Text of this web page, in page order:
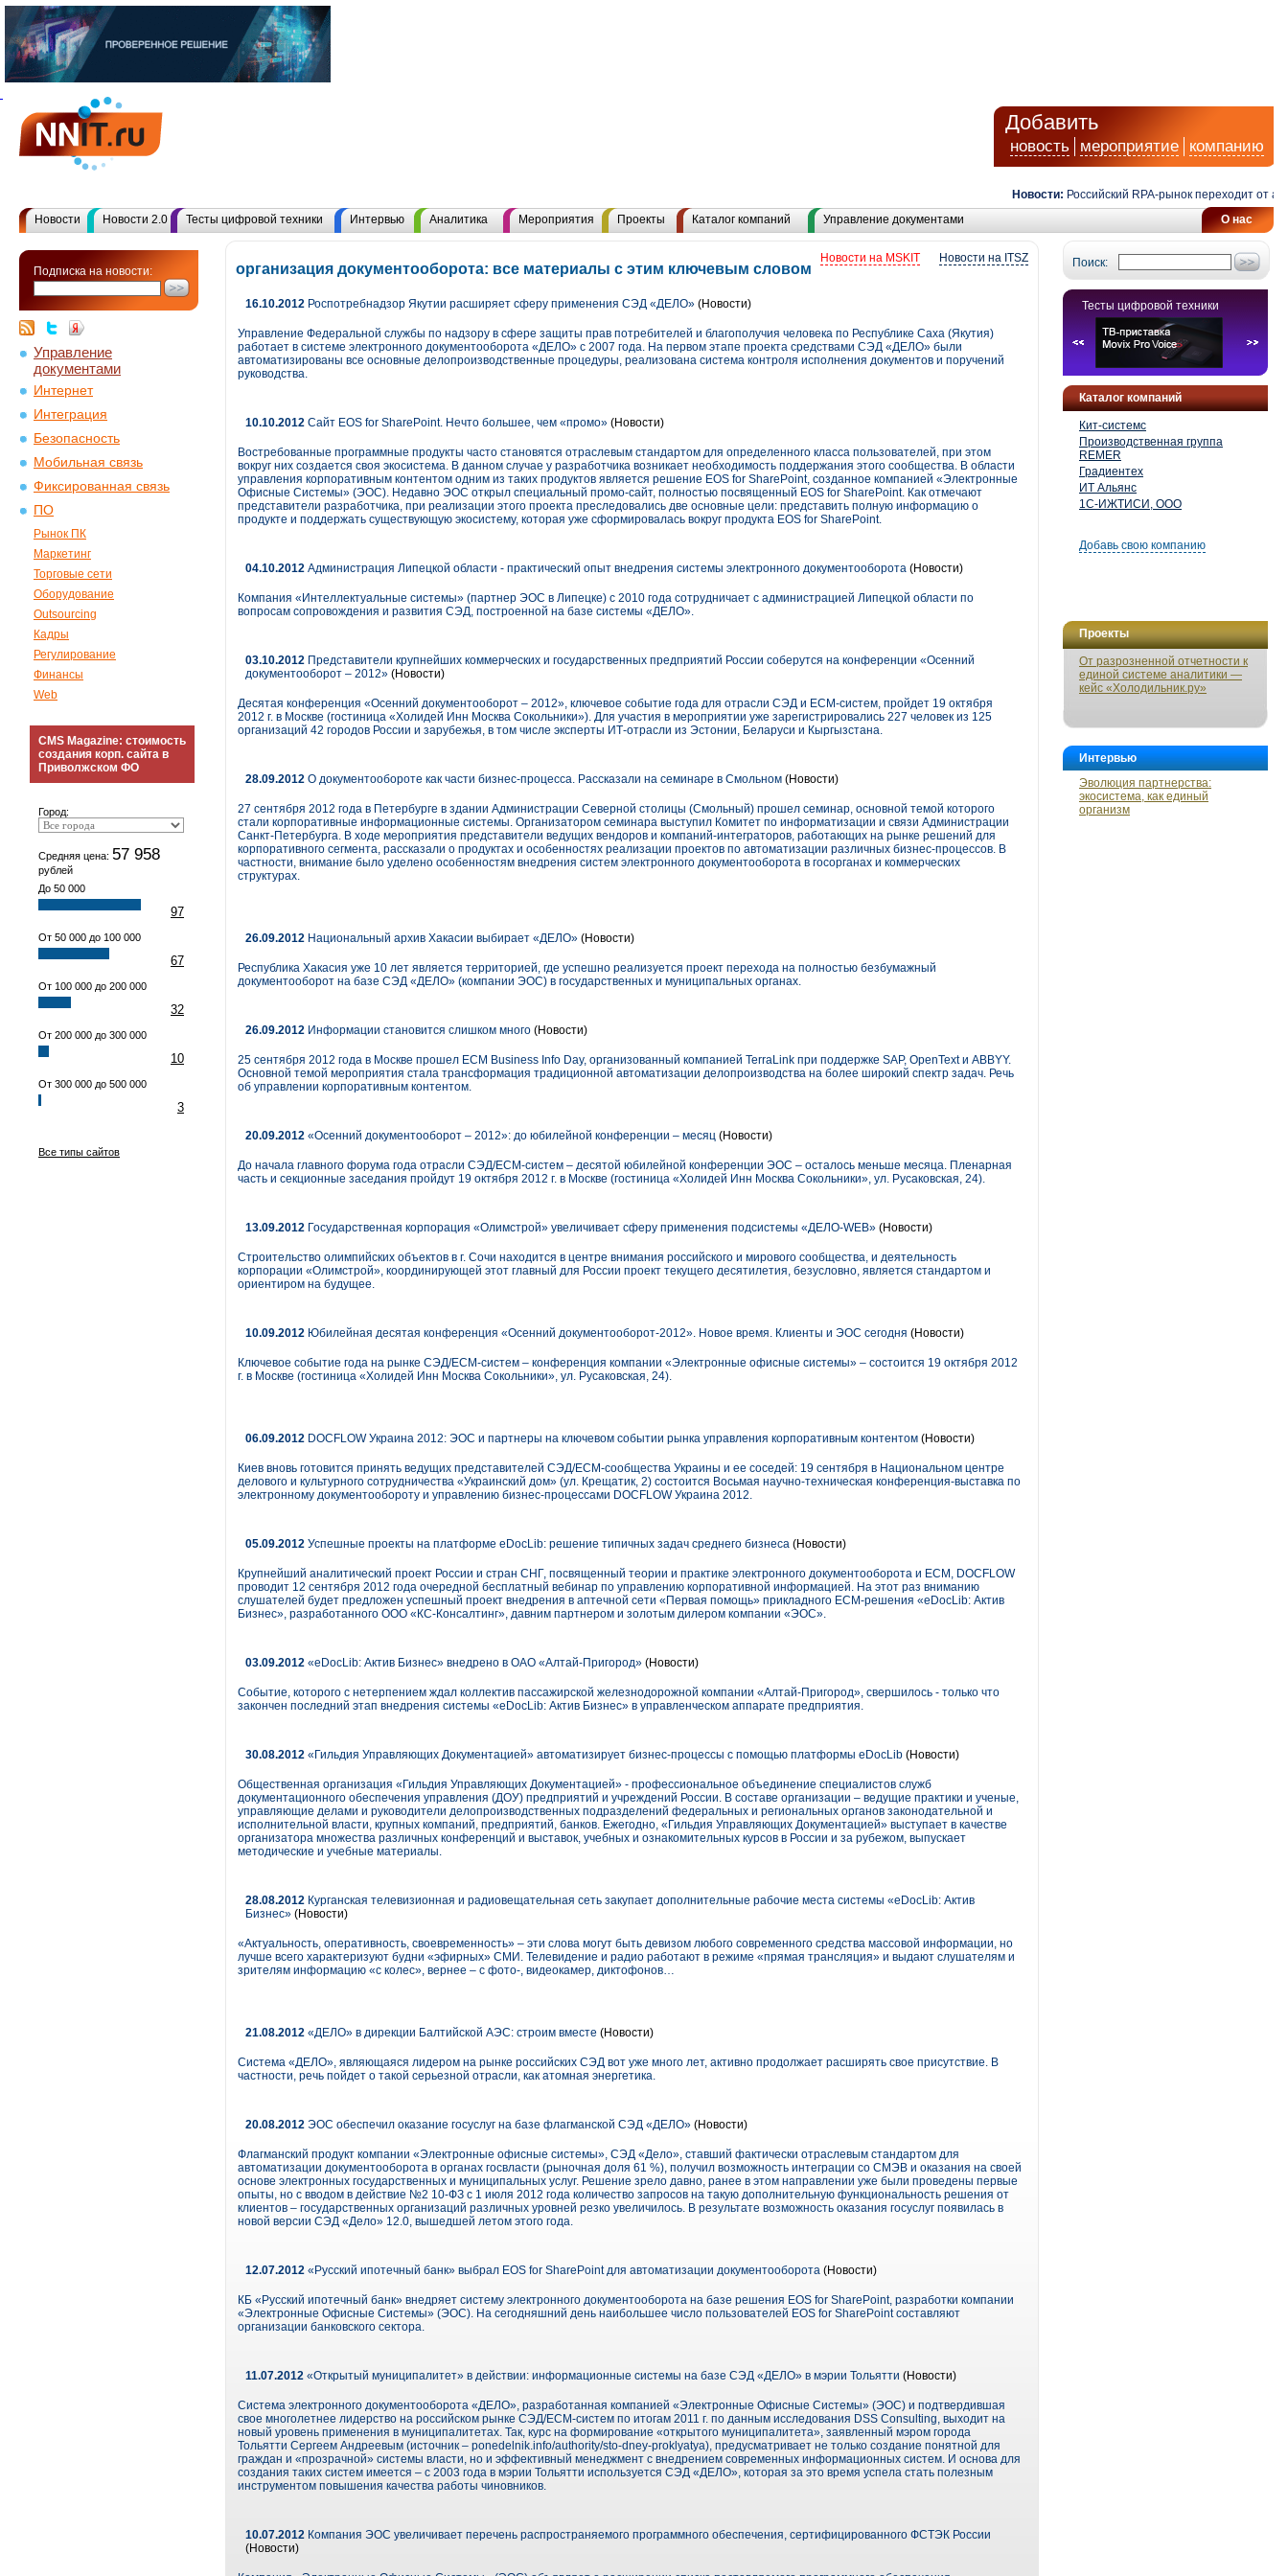
Добавить
новость мероприятие компанию
Новости: Российский RPA-рынок переходит от
О нас
Новости Новости 2.0 Тесты цифровой техники Интервью Аналитика Мероприятия Проекты Каталог компаний Управление документами
Подписка на новости:
Управление
документами
Интернет
Интеграция
Безопасность
Мобильная связь
Фиксированная связь
ПО
Рынок ПК
Маркетинг
Торговые сети
Оборудование
Outsourcing
Кадры
Регулирование
Финансы
Web
CMS Magazine: стоимость
создания корп. сайта в
Приволжском ФО
Город:
Средняя цена: 57 958
рублей
До 50 000
97
От 50 000 до 100 000
67
От 100 000 до 200 000
32
От 200 000 до 300 000
10
От 300 000 до 500 000
3
Все типы сайтов
Поиск:
Тесты цифровой техники
Каталог компаний
Кит-системс
Производственная группа
REMER
Градиентех
ИТ Альянс
1С-ИЖТИСИ, ООО
Добавь свою компанию
Проекты
От разрозненной отчетности к
единой системе аналитики —
кейс «Холодильник.ру»
Интервью
Эволюция партнерства:
экосистема, как единый
организм
Новости на ITSZ
Новости на MSKIT
организация документооборота: все материалы с этим ключевым словом
16.10.2012 Роспотребнадзор Якутии расширяет сферу применения СЭД «ДЕЛО» (Новости)
Управление Федеральной службы по надзору в сфере защиты прав потребителей и благополучия человека по Республике Саха (Якутия)
работает в системе электронного документооборота «ДЕЛО» с 2007 года. На первом этапе проекта средствами СЭД «ДЕЛО» были
автоматизированы все основные делопроизводственные процедуры, реализована система контроля исполнения документов и поручений
руководства.
10.10.2012 Сайт EOS for SharePoint. Нечто большее, чем «промо» (Новости)
Востребованные программные продукты часто становятся отраслевым стандартом для определенного класса пользователей, при этом
вокруг них создается своя экосистема. В данном случае у разработчика возникает необходимость поддержания этого сообщества. В области
управления корпоративным контентом одним из таких продуктов является решение EOS for SharePoint, созданное компанией «Электронные
Офисные Системы» (ЭОС). Недавно ЭОС открыл специальный промо-сайт, полностью посвященный EOS for SharePoint. Как отмечают
представители разработчика, при реализации этого проекта преследовались две основные цели: представить полную информацию о
продукте и поддержать существующую экосистему, которая уже сформировалась вокруг продукта EOS for SharePoint.
04.10.2012 Администрация Липецкой области - практический опыт внедрения системы электронного документооборота (Новости)
Компания «Интеллектуальные системы» (партнер ЭОС в Липецке) с 2010 года сотрудничает с администрацией Липецкой области по
вопросам сопровождения и развития СЭД, построенной на базе системы «ДЕЛО».
03.10.2012 Представители крупнейших коммерческих и государственных предприятий России соберутся на конференции «Осенний
документооборот – 2012» (Новости)
Десятая конференция «Осенний документооборот – 2012», ключевое событие года для отрасли СЭД и ECM-систем, пройдет 19 октября
2012 г. в Москве (гостиница «Холидей Инн Москва Сокольники»). Для участия в мероприятии уже зарегистрировались 227 человек из 125
организаций 42 городов России и зарубежья, в том числе эксперты ИТ-отрасли из Эстонии, Беларуси и Кыргызстана.
28.09.2012 О документообороте как части бизнес-процесса. Рассказали на семинаре в Смольном (Новости)
27 сентября 2012 года в Петербурге в здании Администрации Северной столицы (Смольный) прошел семинар, основной темой которого
стали корпоративные информационные системы. Организатором семинара выступил Комитет по информатизации и связи Администрации
Санкт-Петербурга. В ходе мероприятия представители ведущих вендоров и компаний-интеграторов, работающих на рынке решений для
корпоративного сегмента, рассказали о продуктах и особенностях реализации проектов по автоматизации различных бизнес-процессов. В
частности, внимание было уделено особенностям внедрения систем электронного документооборота в госорганах и коммерческих
структурах.
26.09.2012 Национальный архив Хакасии выбирает «ДЕЛО» (Новости)
Республика Хакасия уже 10 лет является территорией, где успешно реализуется проект перехода на полностью безбумажный
документооборот на базе СЭД «ДЕЛО» (компании ЭОС) в государственных и муниципальных органах.
26.09.2012 Информации становится слишком много (Новости)
25 сентября 2012 года в Москве прошел ECM Business Info Day, организованный компанией TerraLink при поддержке SAP, OpenText и ABBYY.
Основной темой мероприятия стала трансформация традиционной автоматизации делопроизводства на более широкий спектр задач. Речь
об управлении корпоративным контентом.
20.09.2012 «Осенний документооборот – 2012»: до юбилейной конференции – месяц (Новости)
До начала главного форума года отрасли СЭД/ECM-систем – десятой юбилейной конференции ЭОС – осталось меньше месяца. Пленарная
часть и секционные заседания пройдут 19 октября 2012 г. в Москве (гостиница «Холидей Инн Москва Сокольники», ул. Русаковская, 24).
13.09.2012 Государственная корпорация «Олимстрой» увеличивает сферу применения подсистемы «ДЕЛО-WEB» (Новости)
Строительство олимпийских объектов в г. Сочи находится в центре внимания российского и мирового сообщества, и деятельность
корпорации «Олимстрой», координирующей этот главный для России проект текущего десятилетия, безусловно, является стандартом и
ориентиром на будущее.
10.09.2012 Юбилейная десятая конференция «Осенний документооборот-2012». Новое время. Клиенты и ЭОС сегодня (Новости)
Ключевое событие года на рынке СЭД/ECM-систем – конференция компании «Электронные офисные системы» – состоится 19 октября 2012
г. в Москве (гостиница «Холидей Инн Москва Сокольники», ул. Русаковская, 24).
06.09.2012 DOCFLOW Украина 2012: ЭОС и партнеры на ключевом событии рынка управления корпоративным контентом (Новости)
Киев вновь готовится принять ведущих представителей СЭД/ECM-сообщества Украины и ее соседей: 19 сентября в Национальном центре
делового и культурного сотрудничества «Украинский дом» (ул. Крещатик, 2) состоится Восьмая научно-техническая конференция-выставка по
электронному документообороту и управлению бизнес-процессами DOCFLOW Украина 2012.
05.09.2012 Успешные проекты на платформе eDocLib: решение типичных задач среднего бизнеса (Новости)
Крупнейший аналитический проект России и стран СНГ, посвященный теории и практике электронного документооборота и ECM, DOCFLOW
проводит 12 сентября 2012 года очередной бесплатный вебинар по управлению корпоративной информацией. На этот раз вниманию
слушателей будет предложен успешный проект внедрения в аптечной сети «Первая помощь» прикладного ECM-решения «eDocLib: Актив
Бизнес», разработанного ООО «КС-Консалтинг», давним партнером и золотым дилером компании «ЭОС».
03.09.2012 «eDocLib: Актив Бизнес» внедрено в ОАО «Алтай-Пригород» (Новости)
Событие, которого с нетерпением ждал коллектив пассажирской железнодорожной компании «Алтай-Пригород», свершилось - только что
закончен последний этап внедрения системы «eDocLib: Актив Бизнес» в управленческом аппарате предприятия.
30.08.2012 «Гильдия Управляющих Документацией» автоматизирует бизнес-процессы с помощью платформы eDocLib (Новости)
Общественная организация «Гильдия Управляющих Документацией» - профессиональное объединение специалистов служб
документационного обеспечения управления (ДОУ) предприятий и учреждений России. В составе организации – ведущие практики и ученые,
управляющие делами и руководители делопроизводственных подразделений федеральных и региональных органов законодательной и
исполнительной власти, крупных компаний, предприятий, банков. Ежегодно, «Гильдия Управляющих Документацией» выступает в качестве
организатора множества различных конференций и выставок, учебных и ознакомительных курсов в России и за рубежом, выпускает
методические и учебные материалы.
28.08.2012 Курганская телевизионная и радиовещательная сеть закупает дополнительные рабочие места системы «eDocLib: Актив
Бизнес» (Новости)
«Актуальность, оперативность, своевременность» – эти слова могут быть девизом любого современного средства массовой информации, но
лучше всего характеризуют будни «эфирных» СМИ. Телевидение и радио работают в режиме «прямая трансляция» и выдают слушателям и
зрителям информацию «с колес», вернее – с фото-, видеокамер, диктофонов…
21.08.2012 «ДЕЛО» в дирекции Балтийской АЭС: строим вместе (Новости)
Система «ДЕЛО», являющаяся лидером на рынке российских СЭД вот уже много лет, активно продолжает расширять свое присутствие. В
частности, речь пойдет о такой серьезной отрасли, как атомная энергетика.
20.08.2012 ЭОС обеспечил оказание госуслуг на базе флагманской СЭД «ДЕЛО» (Новости)
Флагманский продукт компании «Электронные офисные системы», СЭД «Дело», ставший фактически отраслевым стандартом для
автоматизации документооборота в органах госвласти (рыночная доля 61 %), получил возможность интеграции со СМЭВ и оказания на своей
основе электронных государственных и муниципальных услуг. Решение зрело давно, ранее в этом направлении уже были проведены первые
опыты, но с вводом в действие №2 10-ФЗ с 1 июля 2012 года количество запросов на такую дополнительную функциональность решения от
клиентов – государственных организаций различных уровней резко увеличилось. В результате возможность оказания госуслуг появилась в
новой версии СЭД «Дело» 12.0, вышедшей летом этого года.
12.07.2012 «Русский ипотечный банк» выбрал EOS for SharePoint для автоматизации документооборота (Новости)
КБ «Русский ипотечный банк» внедряет систему электронного документооборота на базе решения EOS for SharePoint, разработки компании
«Электронные Офисные Системы» (ЭОС). На сегодняшний день наибольшее число пользователей EOS for SharePoint составляют
организации банковского сектора.
11.07.2012 «Открытый муниципалитет» в действии: информационные системы на базе СЭД «ДЕЛО» в мэрии Тольятти (Новости)
Система электронного документооборота «ДЕЛО», разработанная компанией «Электронные Офисные Системы» (ЭОС) и подтвердившая
свое многолетнее лидерство на российском рынке СЭД/ECM-систем по итогам 2011 г. по данным исследования DSS Consulting, выходит на
новый уровень применения в муниципалитетах. Так, курс на формирование «открытого муниципалитета», заявленный мэром города
Тольятти Сергеем Андреевым (источник – ponedelnik.info/authority/sto-dney-proklyatya), предусматривает не только создание понятной для
граждан и «прозрачной» системы власти, но и эффективный менеджмент с внедрением современных информационных систем. И основа для
создания таких систем имеется – с 2003 года в мэрии Тольятти используется СЭД «ДЕЛО», которая за это время успела стать полезным
инструментом повышения качества работы чиновников.
10.07.2012 Компания ЭОС увеличивает перечень распространяемого программного обеспечения, сертифицированного ФСТЭК России
(Новости)